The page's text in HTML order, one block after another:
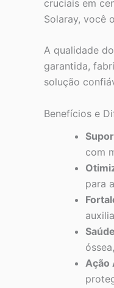
cruciais em
Solaray, você
A qualidade
garantida,
solução
Benefícios e
com
para
Ação